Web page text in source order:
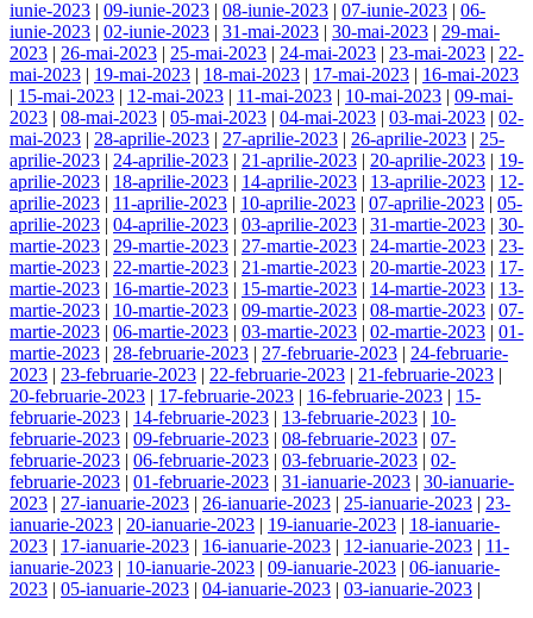
iunie-2023 | 09-iunie-2023 | 08-iunie-2023 | 07-iunie-2023 | 06-
iunie-2023 | 02-iunie-2023 | 31-mai-2023 | 30-mai-2023 | 29-mai-
2023 | 26-mai-2023 | 25-mai-2023 | 24-mai-2023 | 23-mai-2023 | 22-
mai-2023 | 19-mai-2023 | 18-mai-2023 | 17-mai-2023 | 16-mai-2023
| 15-mai-2023 | 12-mai-2023 | 11-mai-2023 | 10-mai-2023 | 09-mai-
2023 | 08-mai-2023 | 05-mai-2023 | 04-mai-2023 | 03-mai-2023 | 02-
mai-2023 | 28-aprilie-2023 | 27-aprilie-2023 | 26-aprilie-2023 | 25-
aprilie-2023 | 24-aprilie-2023 | 21-aprilie-2023 | 20-aprilie-2023 | 19-
aprilie-2023 | 18-aprilie-2023 | 14-aprilie-2023 | 13-aprilie-2023 | 12-
aprilie-2023 | 11-aprilie-2023 | 10-aprilie-2023 | 07-aprilie-2023 | 05-
aprilie-2023 | 04-aprilie-2023 | 03-aprilie-2023 | 31-martie-2023 | 30-
martie-2023 | 29-martie-2023 | 27-martie-2023 | 24-martie-2023 | 23-
martie-2023 | 22-martie-2023 | 21-martie-2023 | 20-martie-2023 | 17-
martie-2023 | 16-martie-2023 | 15-martie-2023 | 14-martie-2023 | 13-
martie-2023 | 10-martie-2023 | 09-martie-2023 | 08-martie-2023 | 07-
martie-2023 | 06-martie-2023 | 03-martie-2023 | 02-martie-2023 | 01-
martie-2023 | 28-februarie-2023 | 27-februarie-2023 | 24-februarie-
2023 | 23-februarie-2023 | 22-februarie-2023 | 21-februarie-2023 |
20-februarie-2023 | 17-februarie-2023 | 16-februarie-2023 | 15-
februarie-2023 | 14-februarie-2023 | 13-februarie-2023 | 10-
februarie-2023 | 09-februarie-2023 | 08-februarie-2023 | 07-
februarie-2023 | 06-februarie-2023 | 03-februarie-2023 | 02-
februarie-2023 | 01-februarie-2023 | 31-ianuarie-2023 | 30-ianuarie-
2023 | 27-ianuarie-2023 | 26-ianuarie-2023 | 25-ianuarie-2023 | 23-
ianuarie-2023 | 20-ianuarie-2023 | 19-ianuarie-2023 | 18-ianuarie-
2023 | 17-ianuarie-2023 | 16-ianuarie-2023 | 12-ianuarie-2023 | 11-
ianuarie-2023 | 10-ianuarie-2023 | 09-ianuarie-2023 | 06-ianuarie-
2023 | 05-ianuarie-2023 | 04-ianuarie-2023 | 03-ianuarie-2023 |